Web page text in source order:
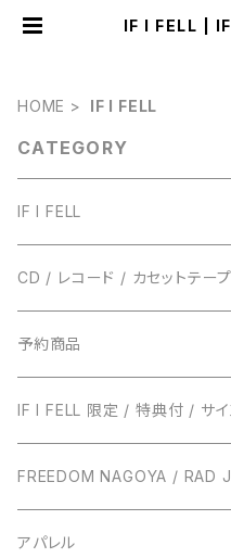
IF I FELL |
HOME IF I FELL
CATEGORY
IF I FELL
CD / レコード / カセットテープ
TRUST RECORDS
ENTH
EVERLONG
TONIGHT RECORDS
ハローモンテスキュー
amanojac
BUNS RECORDS
SideChest
THE NINTH APOLLO
予約商品
IF I FELL 限定 / 特典付 / サイ
FREEDOM NAGOYA / RAD
アパレル